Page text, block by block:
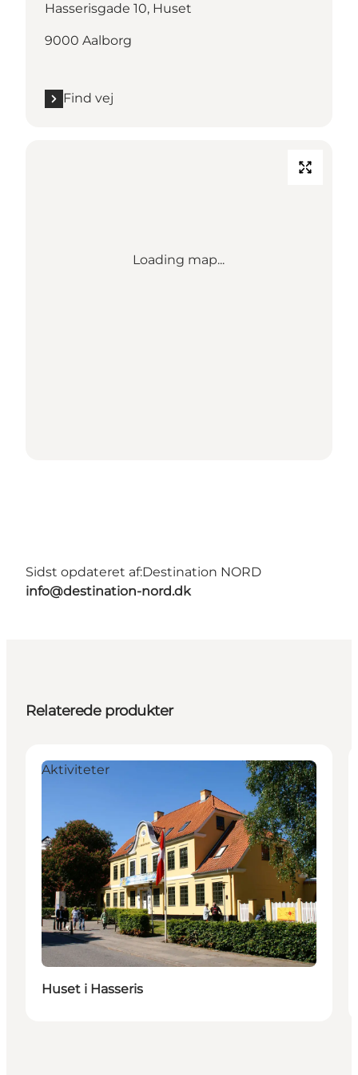
Hasserisgade 10, Huset
9000 Aalborg
Find vej
Loading map...
Sidst opdateret af:Destination NORD
info@destination-nord.dk
Relaterede produkter
Aktiviteter
Huset i Hasseris